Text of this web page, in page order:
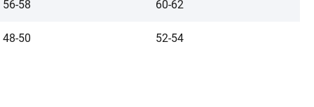
56-58 60-62
48-50 52-54